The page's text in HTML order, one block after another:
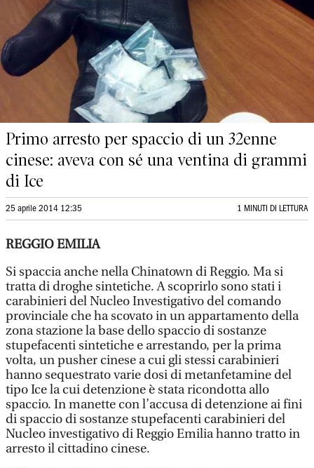
Primo arresto per spaccio di un 32enne
cinese: aveva con sé una ventina di grammi
di Ice
25 aprile 2014 12:35 1 MINUTI DI LETTURA
REGGIO EMILIA
Si spaccia anche nella Chinatown di Reggio. Ma si
tratta di droghe sintetiche. A scoprirlo sono stati i
carabinieri del Nucleo Investigativo del comando
provinciale che ha scovato in un appartamento della
zona stazione la base dello spaccio di sostanze
stupefacenti sintetiche e arrestando, per la prima
volta, un pusher cinese a cui gli stessi carabinieri
hanno sequestrato varie dosi di metanfetamine del
tipo Ice la cui detenzione è stata ricondotta allo
spaccio. In manette con l’accusa di detenzione ai fini
di spaccio di sostanze stupefacenti carabinieri del
Nucleo investigativo di Reggio Emilia hanno tratto in
arresto il cittadino cinese.